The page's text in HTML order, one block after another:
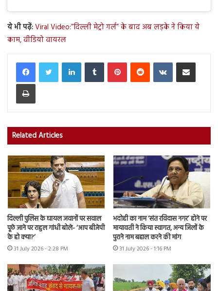
ये भी पढ़ें:Viral Video:”दिल्ली मेट्रो गर्ल” के बाद अब लड़के ने किया ये
काम, वीडियो वायरल
LinkedInTumblr PinterestReddit VKontakteShare via Email
Print
Related Articles
दिल्ली पुलिस के घायल जवानों पर सवाल
पूछे जाने पर राहुल गांधी बोले- ‘आप बीजेपी
के हो क्या?’
31 July 2026 - 2:28 PM
भदोही का नाम ‘संत रविदास नगर’ होने पर
मायावती ने किया स्वागत, अन्य जिलों के
पुराने नाम बहाल करने की मांग
31 July 2026 - 1:16 PM